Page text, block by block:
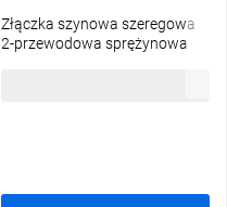
Złączka szynowa szeregowa
2-przewodowa sprężynowa